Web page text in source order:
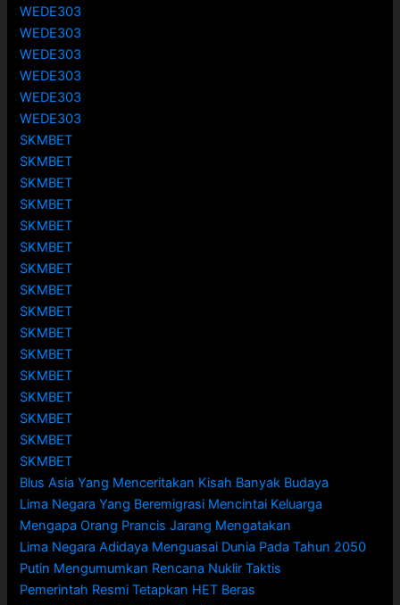
WEDE303
WEDE303
WEDE303
WEDE303
WEDE303
WEDE303
SKMBET
SKMBET
SKMBET
SKMBET
SKMBET
SKMBET
SKMBET
SKMBET
SKMBET
SKMBET
SKMBET
SKMBET
SKMBET
SKMBET
SKMBET
SKMBET
Blus Asia Yang Menceritakan Kisah Banyak Budaya
Lima Negara Yang Beremigrasi Mencintai Keluarga
Mengapa Orang Prancis Jarang Mengatakan
Lima Negara Adidaya Menguasai Dunia Pada Tahun 2050
Putin Mengumumkan Rencana Nuklir Taktis
Pemerintah Resmi Tetapkan HET Beras